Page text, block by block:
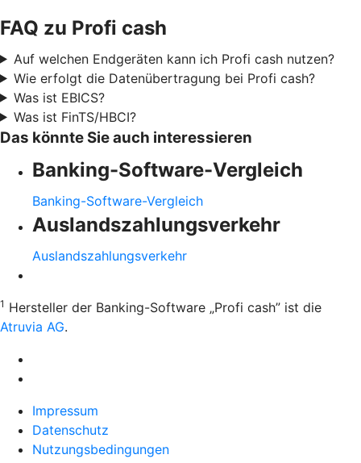
FAQ zu Profi cash
Auf welchen Endgeräten kann ich Profi cash nutzen?
Wie erfolgt die Datenübertragung bei Profi cash?
Was ist EBICS?
Was ist FinTS/HBCI?
Das könnte Sie auch interessieren
Banking-Software-Vergleich
Banking-Software-Vergleich
Auslandszahlungsverkehr
Auslandszahlungsverkehr
1 Hersteller der Banking-Software „Profi cash” ist die
Atruvia AG.
Impressum
Datenschutz
Nutzungsbedingungen